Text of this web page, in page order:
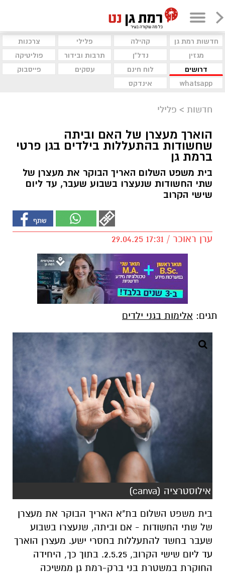
חדשות רמת גן קהילה פלילי
צרכנות
מגזין
נדל"ן תרבות ובידור
פוליטיקה
דרושים
לוח חינם עסקים
פייסבוק
whatsapp
אינדקס
חדשות > פלילי
הוארך מעצרן של האם וביתה
שחשודות בהתעללות בילדים בגן פרטי
ברמת גן
בית משפט השלום האריך הבוקר את מעצרן של
שתי החשודות שנעצרו בשבוע שעבר, עד ליום
שישי הקרוב
ערן ראוכר / 17:31 29.04.25
אלימות בגני ילדים
אילוסטרציה (canva)
בית משפט השלום בת"א האריך הבוקר את מעצרן
של שתי החשודות - אם וביתה, שנעצרו בשבוע
שעבר בחשד להתעללות בחסרי ישע. מעצרן הוארך
החוקרת במשטרת בני ברק-רמת גן ממשיכה
באיסוף ממצאים וראיות.
כזכור,ביום שישי האחרון פרסמנו כי שתי גננות, אם
וביתה מפתח תקווה, נעצרו ביום חמישי בחשד